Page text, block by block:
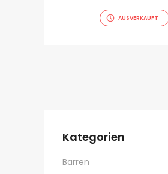
Kategorien
Barren
AUSVERKAUFT